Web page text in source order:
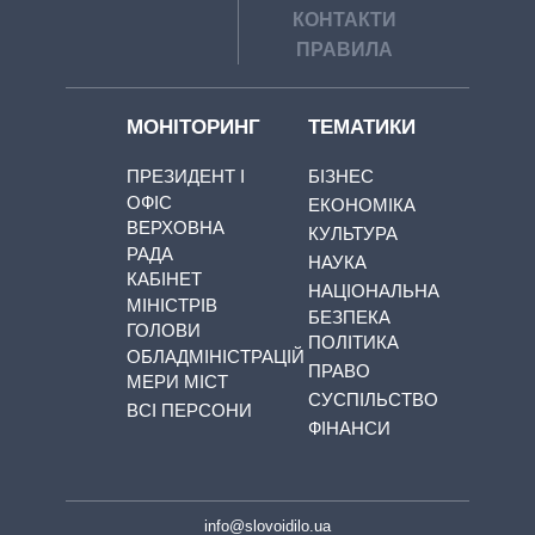
КОНТАКТИ
ПРАВИЛА
МОНІТОРИНГ
ПРЕЗИДЕНТ І
ОФІС
ВЕРХОВНА
РАДА
КАБІНЕТ
МІНІСТРІВ
ГОЛОВИ
ОБЛАДМІНІСТРАЦІЙ
МЕРИ МІСТ
ВСІ ПЕРСОНИ
ТЕМАТИКИ
БІЗНЕС
ЕКОНОМІКА
КУЛЬТУРА
НАУКА
НАЦІОНАЛЬНА
БЕЗПЕКА
ПОЛІТИКА
ПРАВО
СУСПІЛЬСТВО
ФІНАНСИ
info@slovoidilo.ua